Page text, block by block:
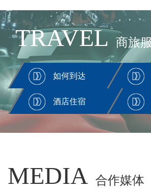
TRAVEL 商旅
如何到达
酒店住宿
MEDIA 合作媒体